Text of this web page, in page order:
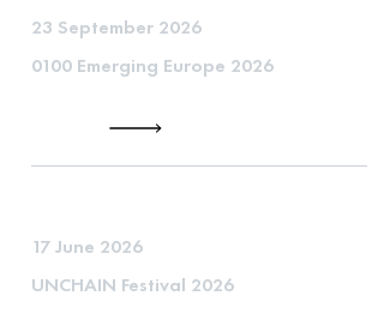
23 September 2026
0100 Emerging Europe 2026
17 June 2026
UNCHAIN Festival 2026